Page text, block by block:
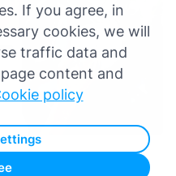
If you agree, in
cookies, we will
traffic data and
content and
policy